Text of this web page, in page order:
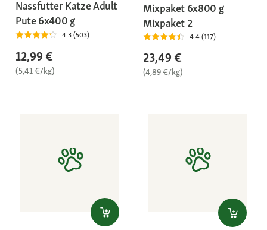
Nassfutter Katze Adult
Pute 6x400 g
4.3 (503)
12,99 €
(5,41 €/kg)
Mixpaket 6x800 g
Mixpaket 2
4.4 (117)
23,49 €
(4,89 €/kg)